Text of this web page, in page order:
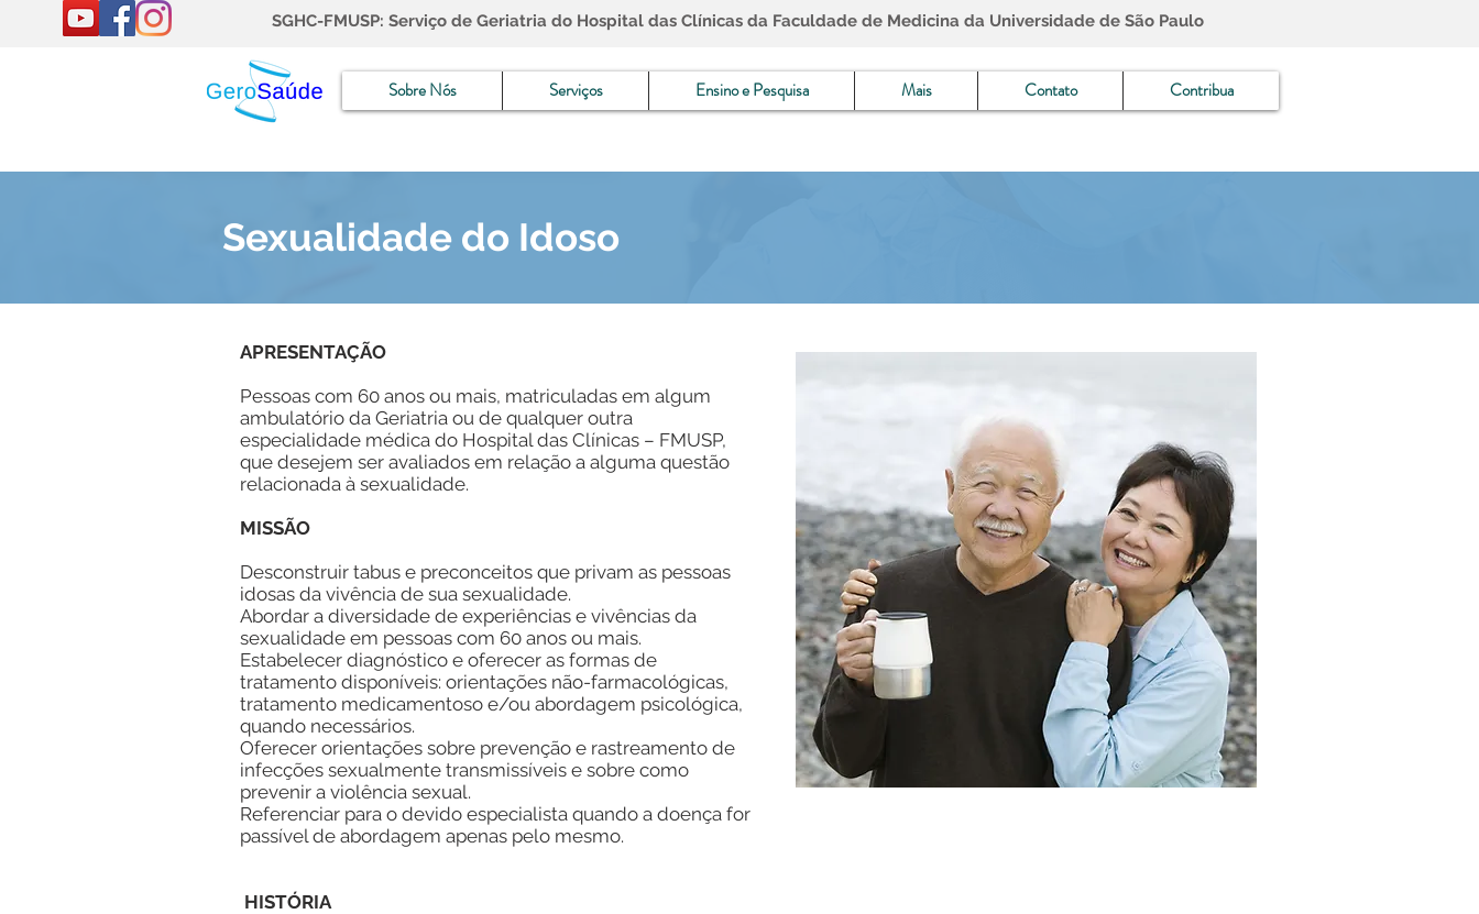
SGHC-FMUSP: Serviço de Geriatria do Hospital das Clínicas da Faculdade de Medicina da Universidade de São Paulo
Sobre Nós Serviços Ensino e Pesquisa Mais Contato Contribua
Sexualidade do Idoso
APRESENTAÇÃO
Pessoas com 60 anos ou mais, matriculadas em algum
ambulatório da Geriatria ou de qualquer outra
especialidade médica do Hospital das Clínicas – FMUSP,
que desejem ser avaliados em relação a alguma questão
relacionada à sexualidade.
MISSÃO
Desconstruir tabus e preconceitos que privam as pessoas
idosas da vivência de sua sexualidade.
Abordar a diversidade de experiências e vivências da
sexualidade em pessoas com 60 anos ou mais.
Estabelecer diagnóstico e oferecer as formas de
tratamento disponíveis: orientações não-farmacológicas,
tratamento medicamentoso e/ou abordagem psicológica,
quando necessários.
Oferecer orientações sobre prevenção e rastreamento de
infecções sexualmente transmissíveis e sobre como
prevenir a violência sexual.
Referenciar para o devido especialista quando a doença for
passível de abordagem apenas pelo mesmo.
HISTÓRIA